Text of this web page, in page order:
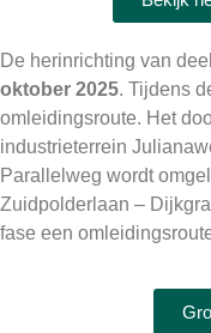
De herinrichting van
oktober 2025. Tijdens
omleidingsroute. Het
industrieterrein
Parallelweg wordt
Zuidpolderlaan –
fase een